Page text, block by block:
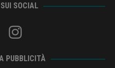
SOCIAL
PUBBLICITÀ